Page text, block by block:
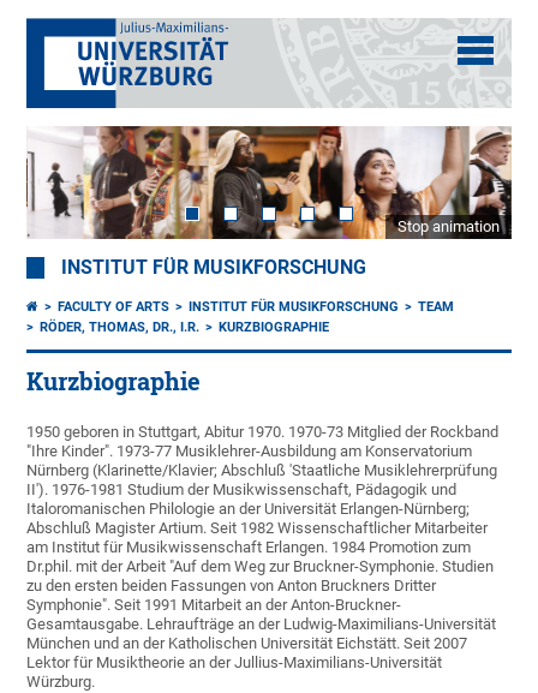
Stop animation
INSTITUT FÜR MUSIKFORSCHUNG
FACULTY OF ARTS INSTITUT FÜR MUSIKFORSCHUNG
TEAM
RÖDER, THOMAS, DR., I.R.
KURZBIOGRAPHIE
Kurzbiographie
1950 geboren in Stuttgart, Abitur 1970. 1970-73 Mitglied der Rockband
"Ihre Kinder". 1973-77 Musiklehrer-Ausbildung am Konservatorium
Nürnberg (Klarinette/Klavier; Abschluß 'Staatliche Musiklehrerprüfung
II'). 1976-1981 Studium der Musikwissenschaft, Pädagogik und
Italoromanischen Philologie an der Universität Erlangen-Nürnberg;
Abschluß Magister Artium. Seit 1982 Wissenschaftlicher Mitarbeiter
am Institut für Musikwissenschaft Erlangen. 1984 Promotion zum
Dr.phil. mit der Arbeit "Auf dem Weg zur Bruckner-Symphonie. Studien
zu den ersten beiden Fassungen von Anton Bruckners Dritter
Symphonie". Seit 1991 Mitarbeit an der Anton-Bruckner-
Gesamtausgabe. Lehraufträge an der Ludwig-Maximilians-Universität
München und an der Katholischen Universität Eichstätt. Seit 2007
Lektor für Musiktheorie an der Jullius-Maximilians-Universität
Würzburg.